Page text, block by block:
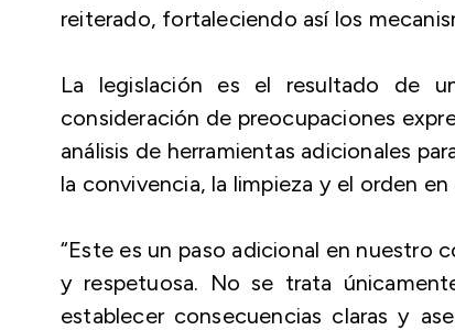
reiterado, fortaleciendo así los
La legislación es el resultado de
consideración de preocupaciones
análisis de herramientas adicionales
la convivencia, la limpieza y el orden
“Este es un paso adicional en nuestro
y respetuosa. No se trata
establecer consecuencias claras y